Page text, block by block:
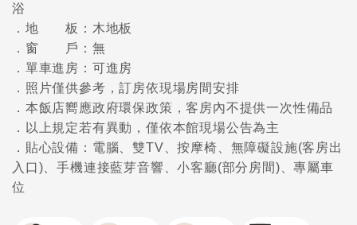
浴
．地 板：木地板
．窗 戶：無
．單車進房：可進房
．照片僅供參考，訂房依現場房間安排
．本飯店嚮應政府環保政策，客房內不提供一次性備品
．以上規定若有異動，僅依本館現場公告為主
．貼心設備：電腦、雙TV、按摩椅、無障礙設施(客房出
入口)、手機連接藍芽音響、小客廳(部分房間)、專屬車
位